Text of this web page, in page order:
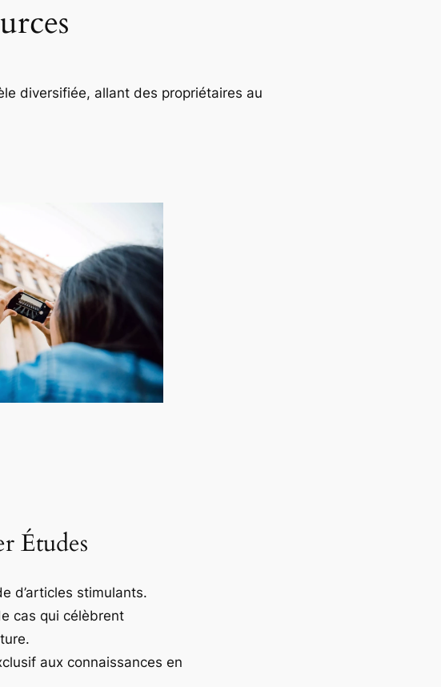
diversifiée, allant des propriétaires au
Études
d’articles stimulants.
cas qui célèbrent
aux connaissances en